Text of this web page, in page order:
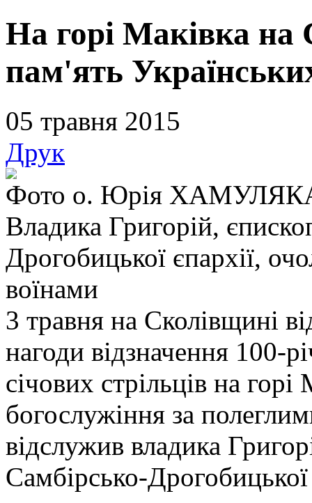
На горі Маківка
пам'ять
05 травня 2015
Друк
Фото о. Юрія
Владика Григорій,
Дрогобицької єпархії,
воїнами
3 травня на Сколівщині
нагоди відзначення 100-
січових стрільців на
богослужіння за
відслужив владика
Самбірсько-Дрогобицької